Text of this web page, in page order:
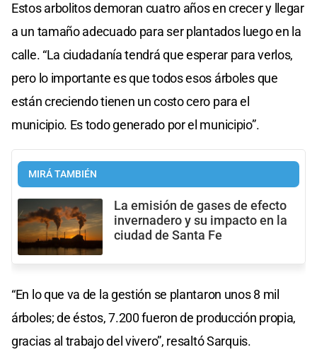
Estos arbolitos demoran cuatro años en crecer y llegar
a un tamaño adecuado para ser plantados luego en la
calle. “La ciudadanía tendrá que esperar para verlos,
pero lo importante es que todos esos árboles que
están creciendo tienen un costo cero para el
municipio. Es todo generado por el municipio”.
MIRÁ TAMBIÉN
La emisión de gases de efecto
invernadero y su impacto en la
ciudad de Santa Fe
“En lo que va de la gestión se plantaron unos 8 mil
árboles; de éstos, 7.200 fueron de producción propia,
gracias al trabajo del vivero”, resaltó Sarquis.